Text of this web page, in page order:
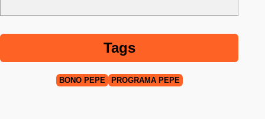
Tags
BONO PEPE PROGRAMA PEPE